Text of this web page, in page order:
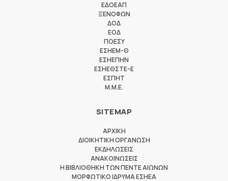
ΕΔΟΕΑΠ
ΞΕΝΟΦΩΝ
ΔΟΔ
ΕΟΔ
ΠΟΕΣΥ
ΕΣΗΕΜ-Θ
ΕΣΗΕΠΗΝ
ΕΣΗΕΘΣΤΕ-Ε
ΕΣΠΗΤ
M.M.E.
SITEMAP
ΑΡΧΙΚΗ
ΔΙΟΙΚΗΤΙΚΗ ΟΡΓΑΝΩΣΗ
ΕΚΔΗΛΩΣΕΙΣ
ΑΝΑΚΟΙΝΩΣΕΙΣ
Η ΒΙΒΛΙΟΘΗΚΗ ΤΩΝ ΠΕΝΤΕ ΑΙΩΝΩΝ
ΜΟΡΦΩΤΙΚΟ ΙΔΡΥΜΑ ΕΣΗΕΑ